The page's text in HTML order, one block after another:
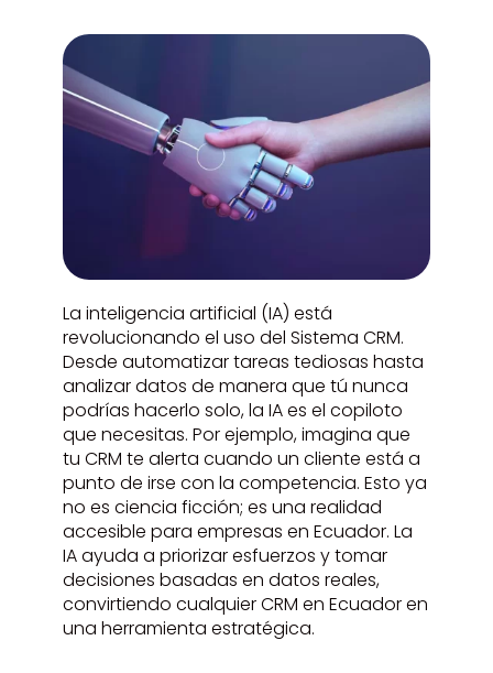
La inteligencia artificial (IA) está
revolucionando el uso del Sistema CRM.
Desde automatizar tareas tediosas hasta
analizar datos de manera que tú nunca
podrías hacerlo solo, la IA es el copiloto
que necesitas. Por ejemplo, imagina que
tu CRM te alerta cuando un cliente está a
punto de irse con la competencia. Esto ya
no es ciencia ficción; es una realidad
accesible para empresas en Ecuador. La
IA ayuda a priorizar esfuerzos y tomar
decisiones basadas en datos reales,
convirtiendo cualquier CRM en Ecuador en
una herramienta estratégica.